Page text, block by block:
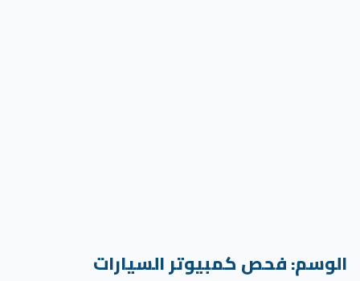
الوسم:فحص كمبيوتر السيارات